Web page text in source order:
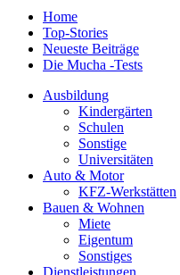
Home
Top-Stories
Neueste Beiträge
Die Mucha -Tests
Ausbildung
Kindergärten
Schulen
Sonstige
Universitäten
Auto & Motor
KFZ-Werkstätten
Bauen & Wohnen
Miete
Eigentum
Sonstiges
Dienstleistungen